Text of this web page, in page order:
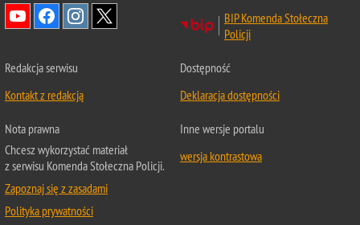
BIP Komenda Stołeczna
Policji
Redakcja serwisu
Kontakt z redakcją
Dostępność
Deklaracja dostępności
Nota prawna
Chcesz wykorzystać materiał
z serwisu Komenda Stołeczna Policji.
Zapoznaj się z zasadami
Polityka prywatności
Inne wersje portalu
wersja kontrastowa